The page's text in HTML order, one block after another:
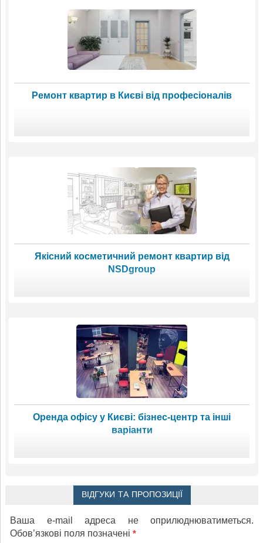
Ремонт квартир в Києві від професіоналів
Якісний косметичний ремонт квартир від
NSDgroup
Оренда офісу у Києві: бізнес-центр та інші
варіанти
ВІДГУКИ ТА ПРОПОЗИЦІЇ
Ваша e-mail адреса не оприлюднюватиметься.
Обов’язкові поля позначені *